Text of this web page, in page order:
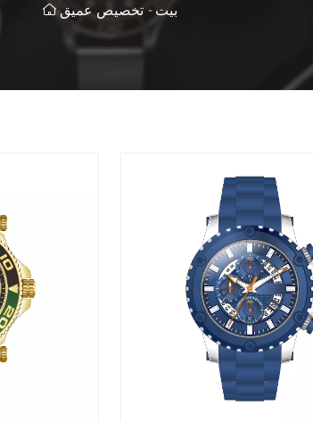
بيت - تخصيص عميق